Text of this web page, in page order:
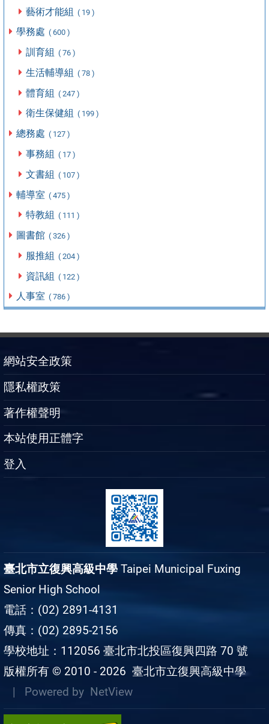
藝術才能組 ( 19 )
學務處 ( 600 )
訓育組 ( 76 )
生活輔導組 ( 78 )
體育組 ( 247 )
衛生保健組 ( 199 )
總務處 ( 127 )
事務組 ( 17 )
文書組 ( 107 )
輔導室 ( 475 )
特教組 ( 111 )
圖書館 ( 326 )
服推組 ( 204 )
資訊組 ( 122 )
人事室 ( 786 )
網站安全政策
隱私權政策
著作權聲明
本站使用正體字
登入
臺北市立復興高級中學 Taipei Municipal Fuxing
Senior High School
電話：(02) 2891-4131
傳真：(02) 2895-2156
學校地址：112056 臺北市北投區復興四路 70 號
版權所有 © 2010 - 2026 臺北市立復興高級中學
| Powered by NetView